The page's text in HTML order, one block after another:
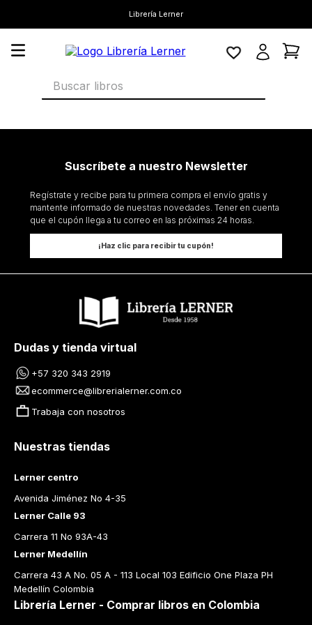
Librería Lerner
Buscar libros
Suscríbete a nuestro Newsletter
Regístrate y recibe para tu primera compra el envío gratis y
mantente informado de nuestras novedades. Tener en cuenta
que el cupón llega a tu correo en las próximas 24 horas.
¡Haz clic para recibir tu cupón!
Dudas y tienda virtual
+57 320 343 2919
ecommerce@librerialerner.com.co
Trabaja con nosotros
Nuestras tiendas
Lerner centro
Avenida Jiménez No 4-35
Lerner Calle 93
Carrera 11 No 93A-43
Lerner Medellín
Carrera 43 A No. 05 A - 113 Local 103 Edificio One Plaza PH
Medellín Colombia
Librería Lerner - Comprar libros en Colombia